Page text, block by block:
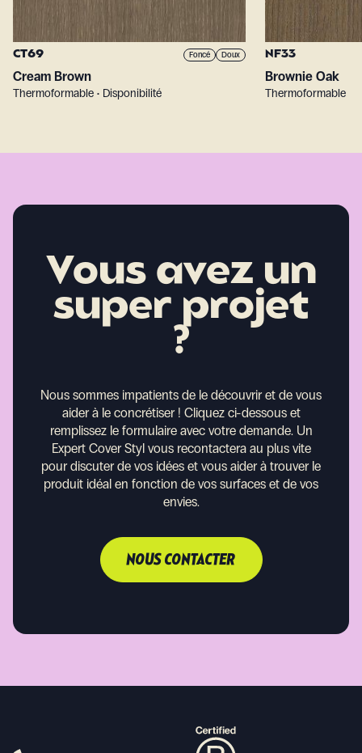
CT69 Foncé Doux
Cream Brown
Thermoformable • Disponibilité
NF33
Brownie Oak
Thermoformable
Vous avez un
super projet
?
Nous sommes impatients de le découvrir et de vous
aider à le concrétiser ! Cliquez ci-dessous et
remplissez le formulaire avec votre demande. Un
Expert Cover Styl vous recontactera au plus vite
pour discuter de vos idées et vous aider à trouver le
produit idéal en fonction de vos surfaces et de vos
envies.
NOUS CONTACTER